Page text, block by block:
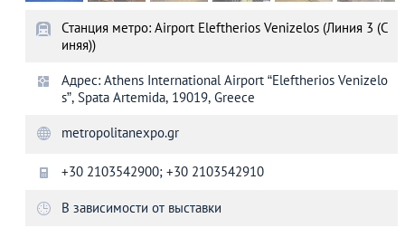
Станция метро: Airport Eleftherios Venizelos (Линия 3 (С
иняя))
Адрес: Athens International Airport “Eleftherios Venizelo
s”, Spata Artemida, 19019, Greece
metropolitanexpo.gr
+30 2103542900; +30 2103542910
В зависимости от выставки